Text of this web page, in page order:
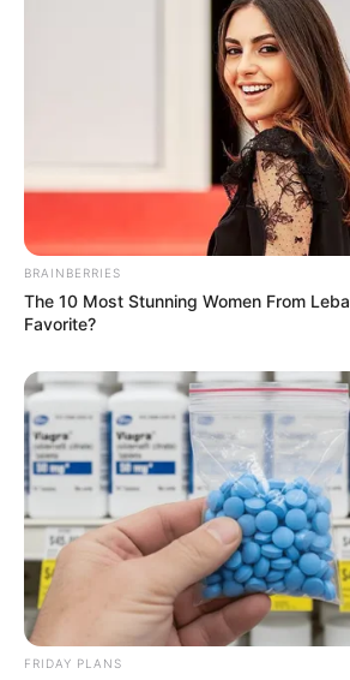
ไพ่ประจำวันของท่านในวันนี้ คือ ไ
วันนี้บางท่านได้รับ
เกณฑ์ตัดสินใจใช้ชีวิตร่วมกัน หรื
ท้อง การงานได้รับความร่วมมือ
ใจ งานส่วนตัวมีเกณฑ์ขยาย กา
ในครอบครัวเพิ่มมากขึ้น
ยามมงคลความสำเร็จ ท
ก่อเกิด
เวลา 8.25-10.48 น. และ
BRAINBERRIES
The 10 Most Stunning Women From
Favorite?
FRIDAY PLANS